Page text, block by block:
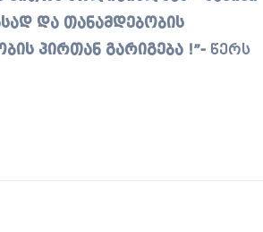
და თანამდებობის
პირთან გარიგება !”- წერს